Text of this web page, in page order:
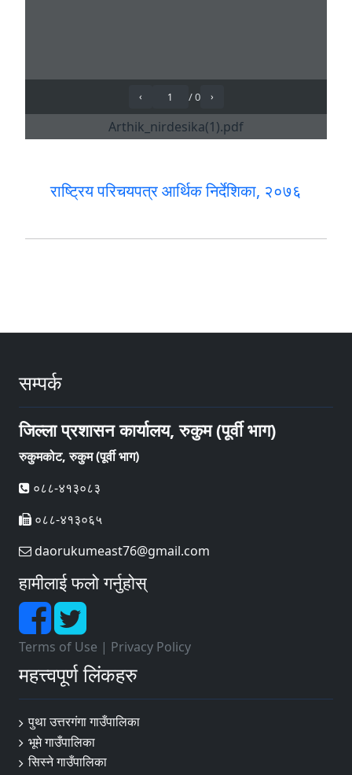
राष्ट्रिय परिचयपत्र आर्थिक निर्देशिका, २०७६
सम्पर्क
जिल्ला प्रशासन कार्यालय, रुकुम (पूर्वी भाग)
रुकुमकोट, रुकुम (पूर्वी भाग)
०८८-४१३०८३
०८८-४१३०६५
daorukumeast76@gmail.com
हामीलाई फलो गर्नुहोस्
Terms of Use | Privacy Policy
महत्त्वपूर्ण लिंकहरु
पुथा उत्तरगंगा गाउँपालिका
भूमे गाउँपालिका
सिस्ने गाउँपालिका